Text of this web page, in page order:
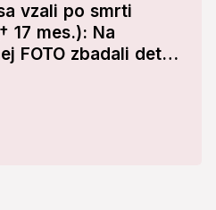
vzali po smrti
17 mes.): Na
FOTO zbadali detail,